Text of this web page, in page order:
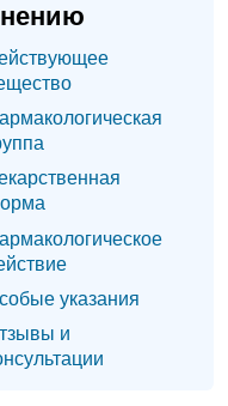
указания
и